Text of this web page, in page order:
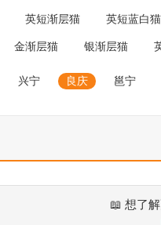
英短渐层猫 英短蓝白猫
金渐层猫 银渐层猫
兴宁 良庆 邕宁
📖 想了